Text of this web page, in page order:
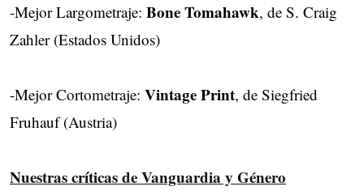
-Mejor Largometraje: Bone Tomahawk, de S. Craig
Zahler (Estados Unidos)
-Mejor Cortometraje: Vintage Print, de Siegfried
Fruhauf (Austria)
Nuestras críticas de Vanguardia y Género